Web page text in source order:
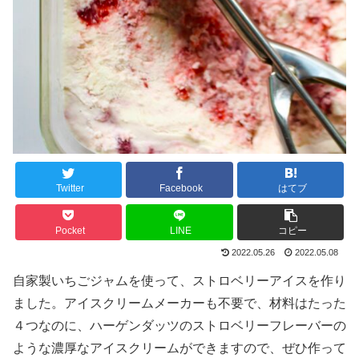
Twitter Facebook はてブ
Pocket LINE コピー
2022.05.26 2022.05.08
自家製いちごジャムを使って、ストロベリーアイスを作り
ました。アイスクリームメーカーも不要で、材料はたった
４つなのに、ハーゲンダッツのストロベリーフレーバーの
ような濃厚なアイスクリームができますので、ぜひ作って